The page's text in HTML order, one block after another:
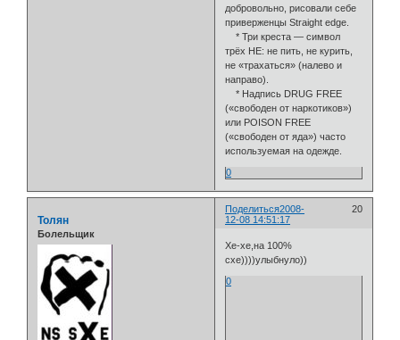
добровольно, рисовали себе
приверженцы Straight edge.
* Три креста — символ
трёх НЕ: не пить, не курить,
не «трахаться» (налево и
направо).
* Надпись DRUG FREE
(«свободен от наркотиков»)
или POISON FREE
(«свободен от яда») часто
используемая на одежде.
0
Поделиться 20
2008-
12-08 14:51:17
Толян
Болельщик
Хе-хе,на 100%
схе))))улыбнуло))
0